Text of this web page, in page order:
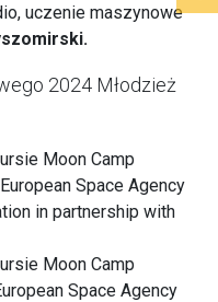
uczenie maszynowe
2024 Młodzież
Moon Camp
Space Agency
in partnership with
Moon Camp
Space Agency